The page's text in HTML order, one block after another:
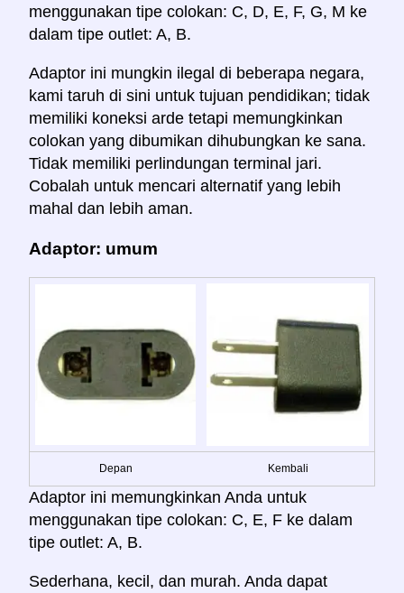
menggunakan tipe colokan: C, D, E, F, G, M ke
dalam tipe outlet: A, B.
Adaptor ini mungkin ilegal di beberapa negara,
kami taruh di sini untuk tujuan pendidikan; tidak
memiliki koneksi arde tetapi memungkinkan
colokan yang dibumikan dihubungkan ke sana.
Tidak memiliki perlindungan terminal jari.
Cobalah untuk mencari alternatif yang lebih
mahal dan lebih aman.
Adaptor: umum
Depan Kembali
Adaptor ini memungkinkan Anda untuk
menggunakan tipe colokan: C, E, F ke dalam
tipe outlet: A, B.
Sederhana, kecil, dan murah. Anda dapat